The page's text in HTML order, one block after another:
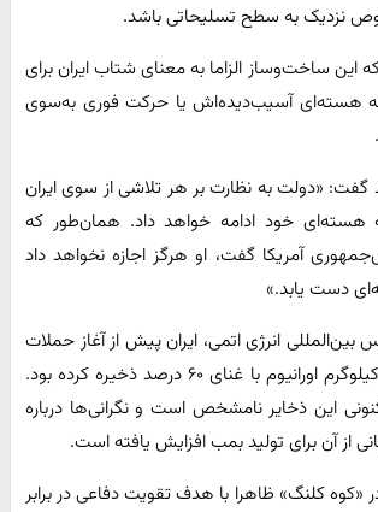
نزدیک به سطح تسلیحاتی باشد.
این ساخت‌وساز الزاما به معنای شتاب ایران برای
هسته‌ای آسیب‌دیده‌اش یا حرکت فوری به‌سوی
«دولت به نظارت بر هر تلاشی از سوی ایران
هسته‌ای خود ادامه خواهد داد. همان‌طور که
آمریکا گفت، او هرگز اجازه نخواهد داد
دست یابد.»
بین‌المللی انرژی اتمی، ایران پیش از آغاز حملات
اسرائیل حدود ۴۰۰ کیلوگرم اورانیوم با غنای ۶۰ درصد ذخیره کرده بود.
این ذخایر نامشخص است و نگرانی‌ها درباره
از آن برای تولید بمب افزایش یافته است.
کلنگ» ظاهرا با هدف تقویت دفاعی در برابر